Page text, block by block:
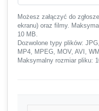
Możesz załączyć do
ekranu) oraz filmy.
10 MB.
Dozwolone typy plików:
MP4, MPEG, MOV, AVI,
Maksymalny rozmiar pliku: